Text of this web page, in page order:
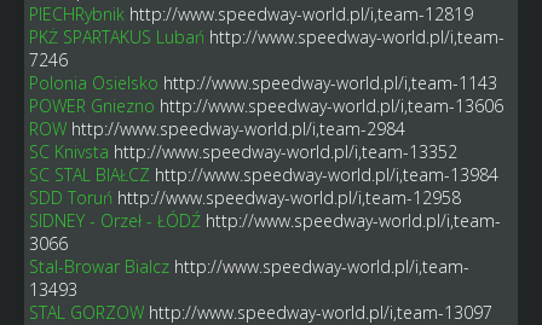
PIECHRybnik http://www.speedway-world.pl/i,team-12819
PKŻ SPARTAKUS Lubań http://www.speedway-world.pl/i,team-
7246
Polonia Osielsko http://www.speedway-world.pl/i,team-1143
POWER Gniezno http://www.speedway-world.pl/i,team-13606
ROW http://www.speedway-world.pl/i,team-2984
SC Knivsta http://www.speedway-world.pl/i,team-13352
SC STAL BIAŁCZ http://www.speedway-world.pl/i,team-13984
SDD Toruń http://www.speedway-world.pl/i,team-12958
SIDNEY - Orzeł - ŁÓDŹ http://www.speedway-world.pl/i,team-
3066
Stal-Browar Bialcz http://www.speedway-world.pl/i,team-
13493
STAL GORZOW http://www.speedway-world.pl/i,team-13097